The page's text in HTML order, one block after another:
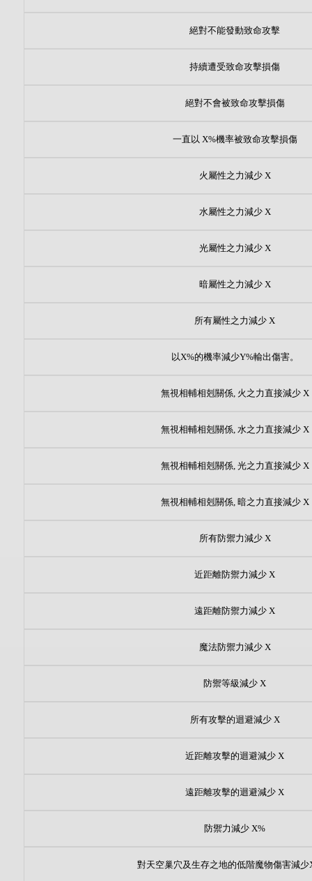
絕對不能發動致命攻擊
持續遭受致命攻擊損傷
絕對不會被致命攻擊損傷
一直以 X%機率被致命攻擊損傷
火屬性之力減少 X
水屬性之力減少 X
光屬性之力減少 X
暗屬性之力減少 X
所有屬性之力減少 X
以X%的機率減少Y%輸出傷害。
無視相輔相剋關係, 火之力直接減少 X
無視相輔相剋關係, 水之力直接減少 X
無視相輔相剋關係, 光之力直接減少 X
無視相輔相剋關係, 暗之力直接減少 X
所有防禦力減少 X
近距離防禦力減少 X
遠距離防禦力減少 X
魔法防禦力減少 X
防禦等級減少 X
所有攻擊的迴避減少 X
近距離攻擊的迴避減少 X
遠距離攻擊的迴避減少 X
防禦力減少 X%
對天空巢穴及生存之地的低階魔物傷害減少